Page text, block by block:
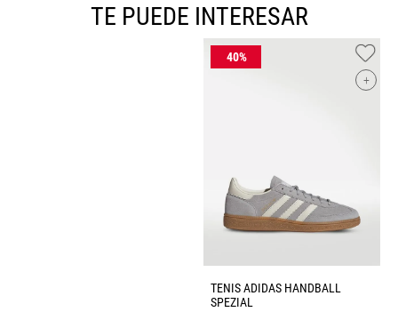
TE PUEDE INTERESAR
+
TENIS ADIDAS HANDBALL
SPEZIAL